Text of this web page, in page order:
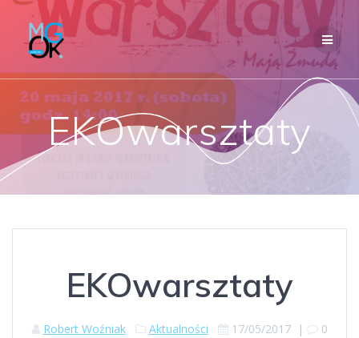
Przejdź
do
treści
EKOwarsztaty
EKOwarsztaty
Robert Woźniak Aktualności 17/05/2017| 0